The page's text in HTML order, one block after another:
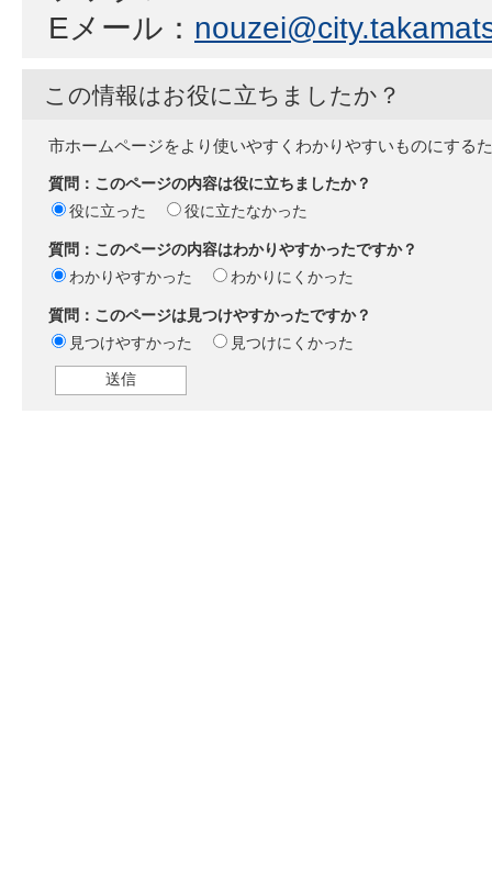
Eメール：
この情報はお役に立ちましたか？
市ホームページをより使いやすくわかりやすいものにする
質問：このページの内容は役に立ちましたか？
役に立った
役に立たなかった
質問：このページの内容はわかりやすかったですか？
わかりやすかった
わかりにくかった
質問：このページは見つけやすかったですか？
見つけやすかった
見つけにくかった